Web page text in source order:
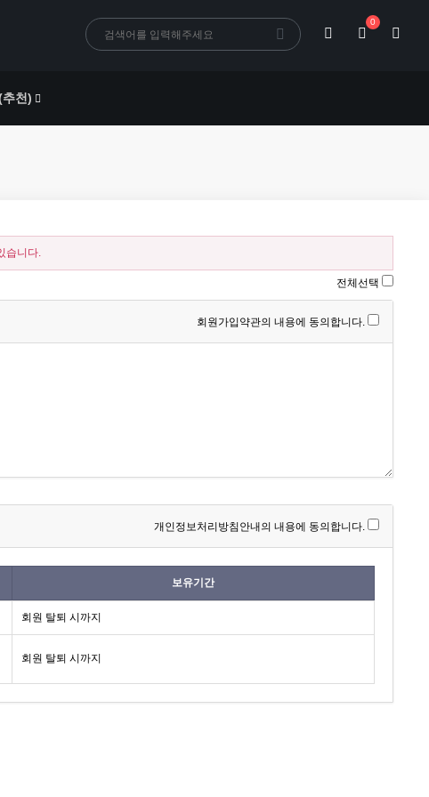
0
천)
습니다.
전체선택
회원가입약관의 내용에 동의합니다.
보유기간
회원 탈퇴 시까지
회원 탈퇴 시까지
개인정보처리방침안내의 내용에 동의합니다.